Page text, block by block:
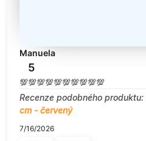
Manuela
5
💯💯💯💯💯💯💯💯💯💯
Recenze podobného produktu:
cm - červený
7/16/2026